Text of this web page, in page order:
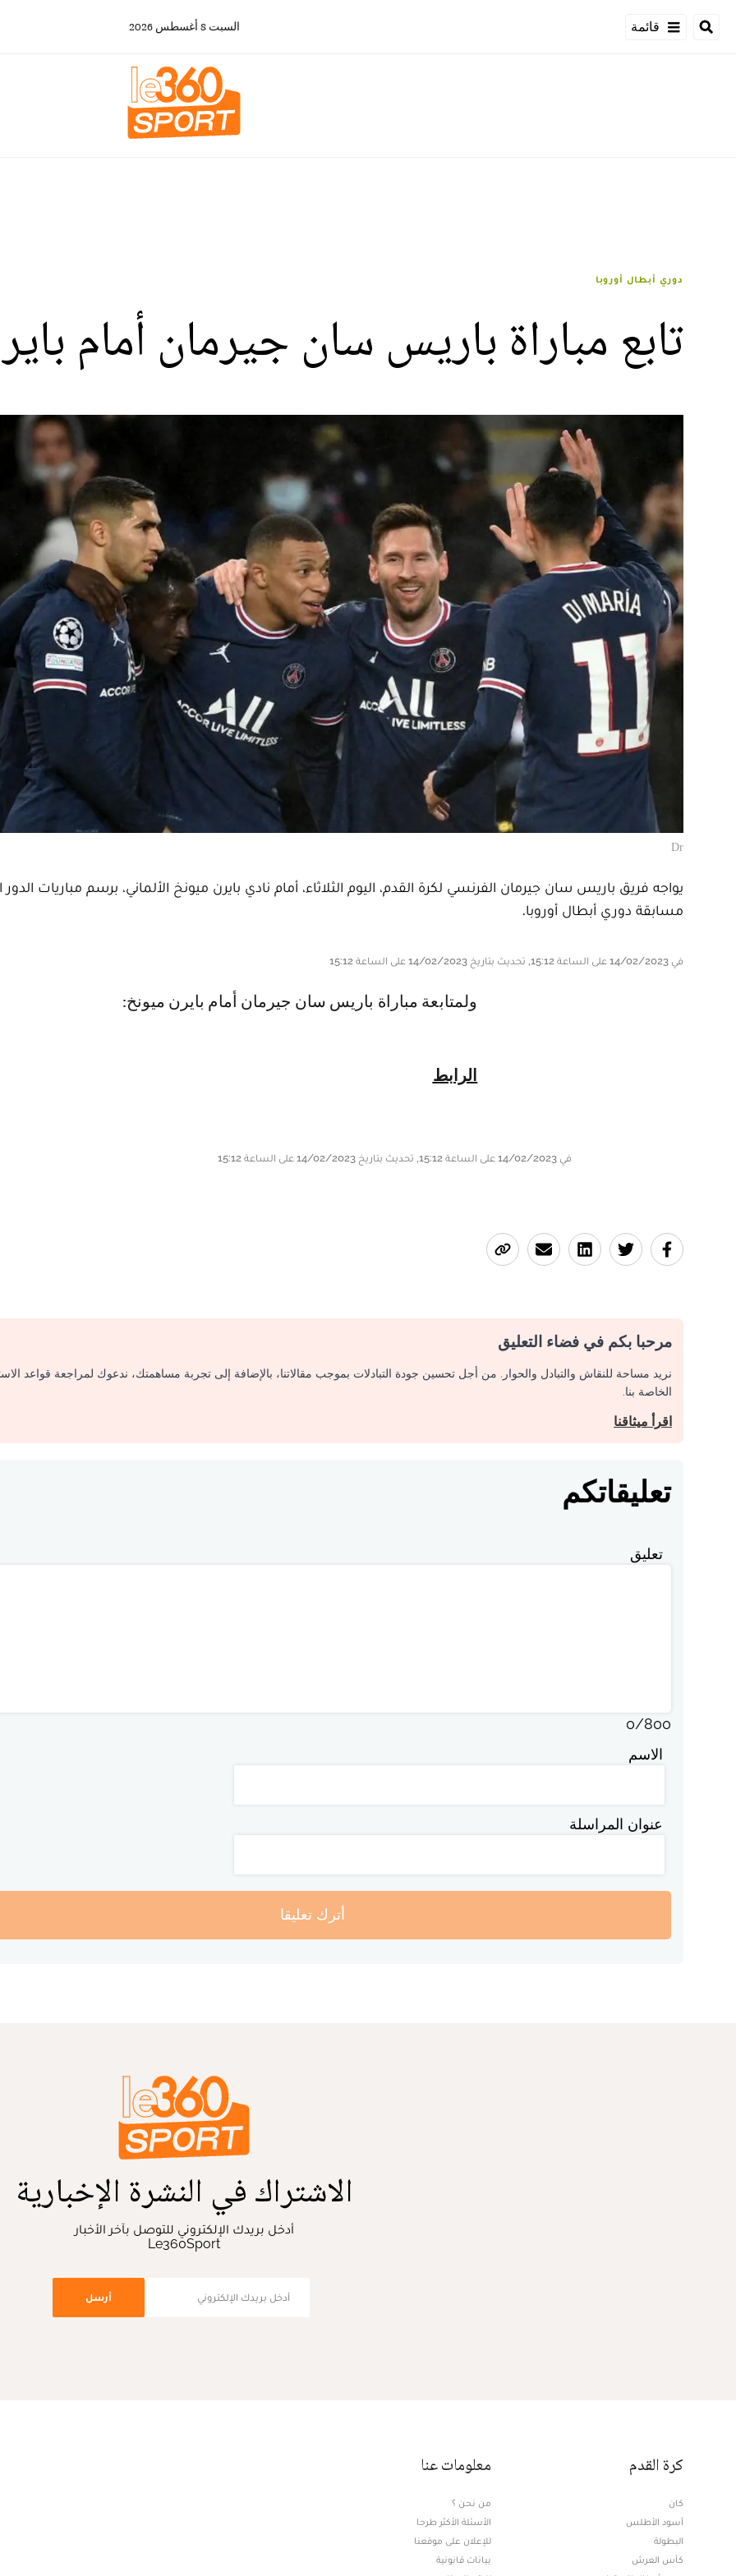
قائمة السبت 8 أغسطس 2026
دوري أبطال أوروبا
تابع مباراة باريس سان جيرمان أمام
Dr
مسابقة دوري أبطال أوروبا.
في 14/02/2023 على الساعة 15:12, تحديث بتاريخ 14/02/2023 على الساعة 15:12
ولمتابعة مباراة باريس سان جيرمان أمام بايرن ميونخ:
الرابط
في 14/02/2023 على الساعة 15:12, تحديث بتاريخ 14/02/2023 على الساعة 15:12
مرحبا بكم في فضاء التعليق
نريد مساحة للنقاش والتبادل والحوار. من أجل تحسين جودة التبادلات بموجب مقالاتنا، بالإضافة إلى تجربة مساهمتك، ندعوك لمراجعة قواعد
الخاصة بنا.
اقرأ ميثاقنا
تعليقاتكم
تعليق
0/800
الاسم
عنوان المراسلة
أترك تعليقا
الاشتراك في النشرة الإخبارية
أدخل بريدك الإلكتروني للتوصل بآخر الأخبار
Le360Sport
أرسل
كرة القدم
كان
أسود الأطلس
البطولة
كأس العرش
معلومات عنا
من نحن ؟
الأسئلة الأكثر طرحا
للإعلان على موقعنا
بيانات قانونية